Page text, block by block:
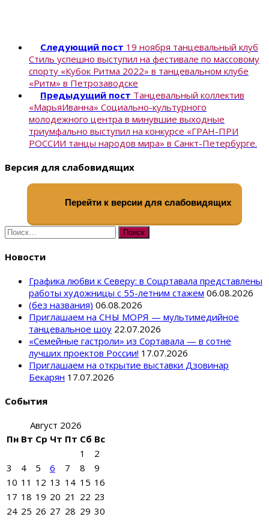
Следующий пост 19 ноября танцевальный клуб
Стиль успешно выступил на фестивале по массовому
спорту «Кубок Ритма 2022» в танцевальном клубе
«Ритм» в Петрозаводске
Предыдущий пост Танцевальный коллектив
«МарьяИванна» Социально-культурного
молодежного центра в минувшие выходные
триумфально выступил на конкурсе «ГРАН-ПРИ
РОССИИ танцы народов мира» в Санкт-Петербурге.
Версия для слабовидящих
Перейти к версии для слабовидящих
Найти:
Новости
Графика любви к Северу: в Соцртавала представлены
работы художницы с 55-летним стажем 06.08.2026
(без названия) 06.08.2026
Приглашаем на СНЫ МОРЯ — мультимедийное
танцевальное шоу 22.07.2026
«Семейные гастроли» из Сортавала — в сотне
лучших проектов России! 17.07.2026
Приглашаем на открытие выставки Дзовинар
Бекарян 17.07.2026
События
Август 2026
Пн Вт Ср Чт Пт Сб Вс
1
2
3
4 5 6 7 8
9
10 11 12 13 14 15 16
17 18 19 20 21 22 23
24 25 26 27 28 29 30